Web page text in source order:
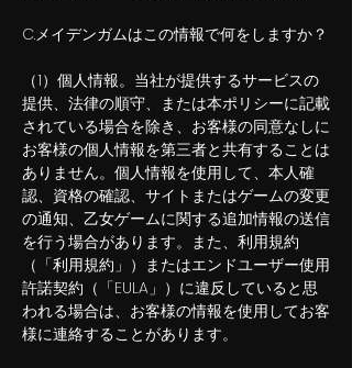
C.メイデンガムはこの情報で何をしますか？
（1）個人情報。当社が提供するサービスの
提供、法律の順守、または本ポリシーに記載
されている場合を除き、お客様の同意なしに
お客様の個人情報を第三者と共有することは
ありません。個人情報を使用して、本人確
認、資格の確認、サイトまたはゲームの変更
の通知、乙女ゲームに関する追加情報の送信
を行う場合があります。また、利用規約
（「利用規約」）またはエンドユーザー使用
許諾契約（「EULA」）に違反していると思
われる場合は、お客様の情報を使用してお客
様に連絡することがあります。